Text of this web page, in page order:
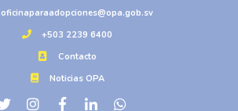
oficinaparaadopciones@opa.gob.sv
+503 2239 6400
Contacto
Noticias OPA